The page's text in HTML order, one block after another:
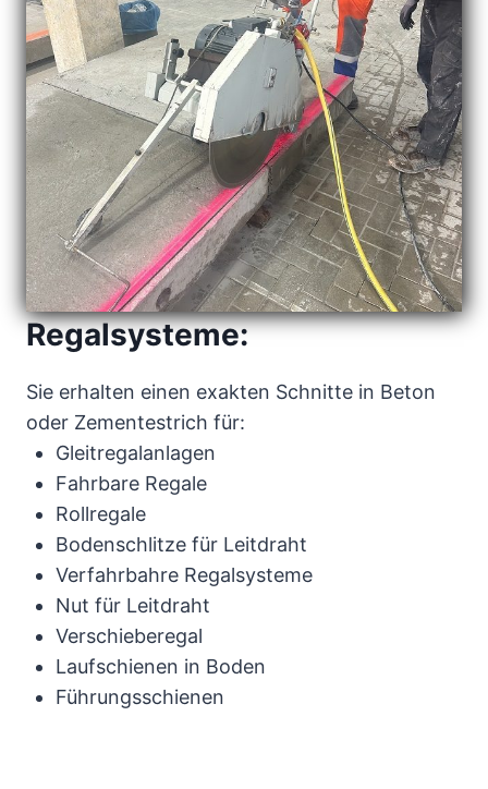
Regalsysteme:
Sie erhalten einen exakten Schnitte in Beton
oder Zementestrich für:
Gleitregalanlagen
Fahrbare Regale
Rollregale
Bodenschlitze für Leitdraht
Verfahrbahre Regalsysteme
Nut für Leitdraht
Verschieberegal
Laufschienen in Boden
Führungsschienen